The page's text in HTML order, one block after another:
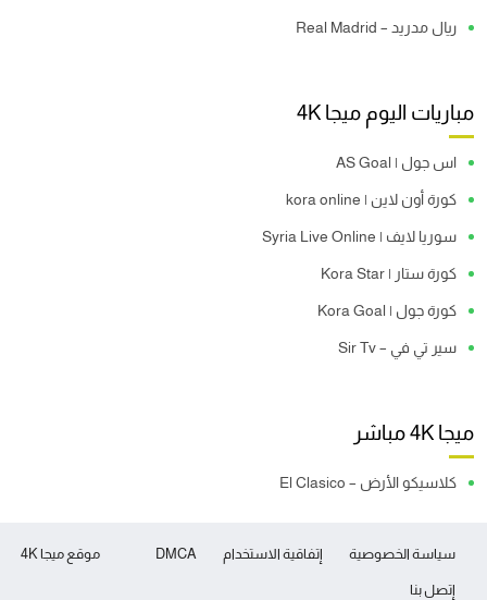
ريال مدريد – Real Madrid
مباريات اليوم ميجا 4K
اس جول | AS Goal
كورة أون لاين | kora online
سوريا لايف | Syria Live Online
كورة ستار | Kora Star
كورة جول | Kora Goal
سير تي في – Sir Tv
ميجا 4K مباشر
كلاسيكو الأرض – El Clasico
موقع ميجا 4K سياسة الخصوصية إتفاقية الاستخدام DMCA
إتصل بنا